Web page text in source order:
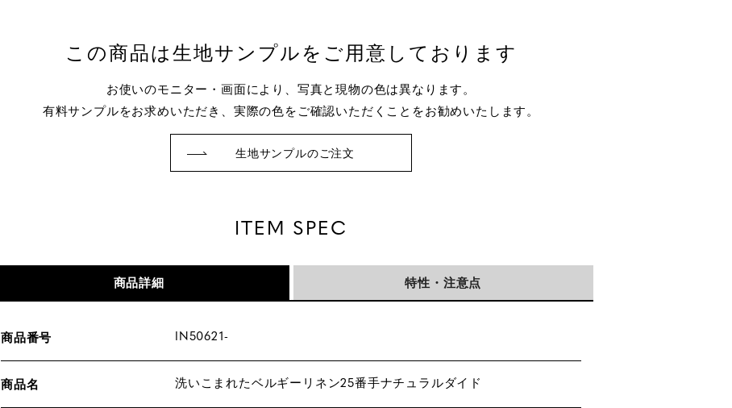
この商品は生地サンプルをご用意しております
お使いのモニター・画面により、写真と現物の色は異なります。
有料サンプルをお求めいただき、実際の色をご確認いただくことをお勧めいたします。
生地サンプルのご注文
ITEM SPEC
商品詳細
商品番号 IN50621-
商品名 洗いこまれたベルギーリネン25番手ナチュラルダイド
特性・注意点